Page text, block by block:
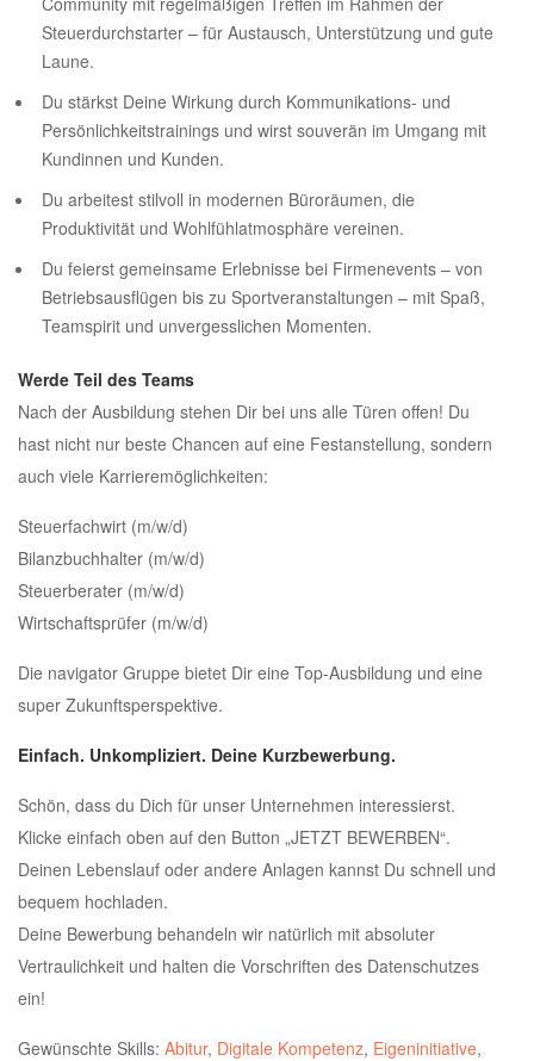
Steuerdurchstarter – für Austausch, Unterstützung und gute
Laune.
Du stärkst Deine Wirkung durch Kommunikations- und
Persönlichkeitstrainings und wirst souverän im Umgang mit
Kundinnen und Kunden.
Du arbeitest stilvoll in modernen Büroräumen, die
Produktivität und Wohlfühlatmosphäre vereinen.
Du feierst gemeinsame Erlebnisse bei Firmenevents – von
Betriebsausflügen bis zu Sportveranstaltungen – mit Spaß,
Teamspirit und unvergesslichen Momenten.
Werde Teil des Teams
Nach der Ausbildung stehen Dir bei uns alle Türen offen! Du
hast nicht nur beste Chancen auf eine Festanstellung, sondern
auch viele Karrieremöglichkeiten:
Steuerfachwirt (m/w/d)
Bilanzbuchhalter (m/w/d)
Steuerberater (m/w/d)
Wirtschaftsprüfer (m/w/d)
Die navigator Gruppe bietet Dir eine Top-Ausbildung und eine
super Zukunftsperspektive.
Einfach. Unkompliziert. Deine Kurzbewerbung.
Schön, dass du Dich für unser Unternehmen interessierst.
Klicke einfach oben auf den Button „JETZT BEWERBEN“.
Deinen Lebenslauf oder andere Anlagen kannst Du schnell und
bequem hochladen.
Deine Bewerbung behandeln wir natürlich mit absoluter
Vertraulichkeit und halten die Vorschriften des Datenschutzes
ein!
Gewünschte Skills: Abitur, Digitale Kompetenz, Eigeninitiative,